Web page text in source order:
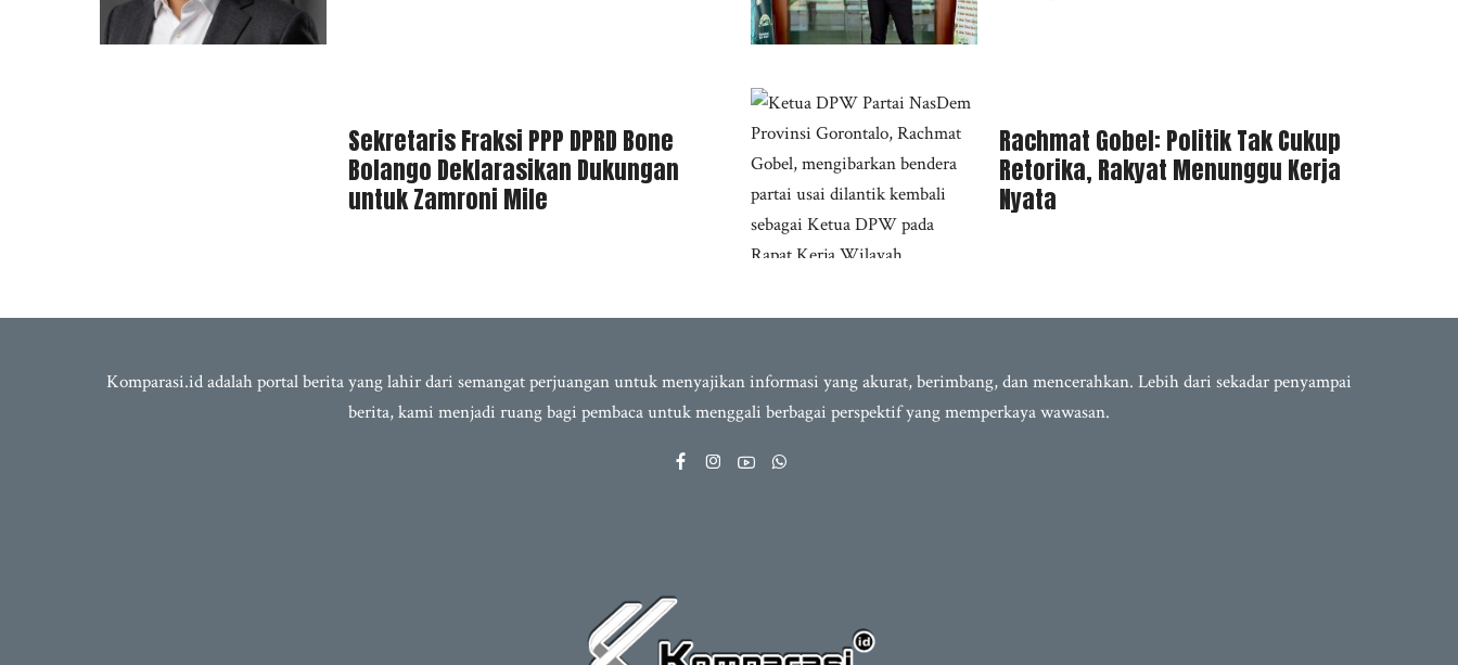
Sekretaris Fraksi PPP DPRD Bone
Bolango Deklarasikan Dukungan
untuk Zamroni Mile
Rachmat Gobel: Politik Tak Cukup
Retorika, Rakyat Menunggu Kerja
Nyata
Komparasi.id adalah portal berita yang lahir dari semangat perjuangan untuk menyajikan informasi yang akurat, berimbang, dan mencerahkan. Lebih dari sekadar penyampai
berita, kami menjadi ruang bagi pembaca untuk menggali berbagai perspektif yang memperkaya wawasan.